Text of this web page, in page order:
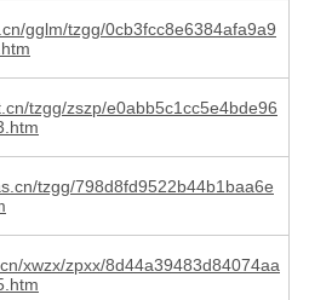
gglm/tzgg/0cb3fcc8e6384afa9a9
tzgg/zszp/e0abb5c1cc5e4bde96
tzgg/798d8fd9522b44b1baa6e
xwzx/zpxx/8d44a39483d84074aa